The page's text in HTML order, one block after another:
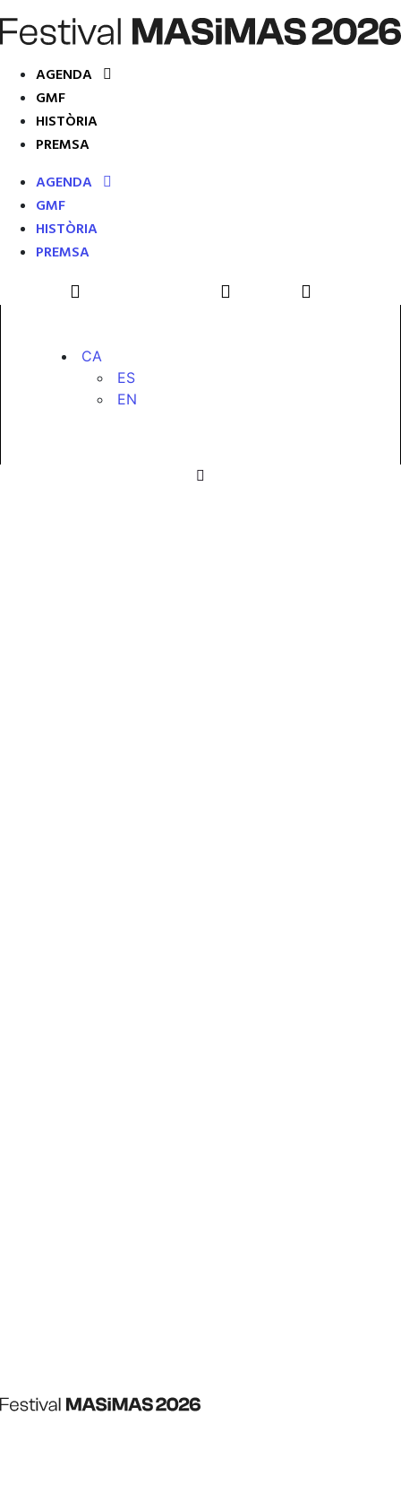
AGENDA
GMF
HISTÒRIA
PREMSA
AGENDA
GMF
HISTÒRIA
PREMSA
CA
ES
EN